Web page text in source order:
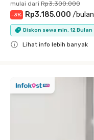
mulai dari Rp3.300.000
-3% Rp3.185.000 /bulan
Diskon sewa min. 12 Bulan
Lihat info lebih banyak